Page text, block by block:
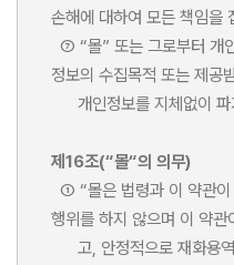
손해에 대하여 모든 책임을
⑦ “몰” 또는 그로부터 개
정보의 수집목적 또는 제공
개인정보를 지체없이 파
제16조(“몰“의 의무)
① “몰은 법령과 이 약관이
행위를 하지 않으며 이 약관
고, 안정적으로 재화용역